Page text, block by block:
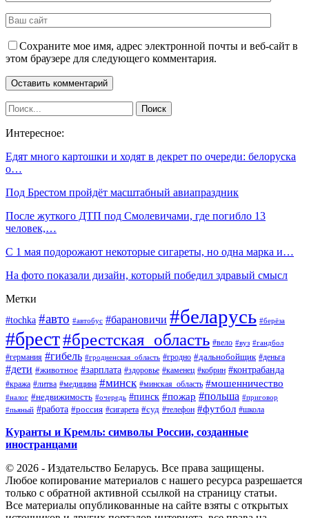
Сохраните мое имя, адрес электронной почты и веб-сайт в
этом браузере для следующего комментария.
Интересное:
Едят много картошки и ходят в декрет по очереди: белоруска
о…
Под Брестом пройдёт масштабный авиапраздник
После жуткого ДТП под Смолевичами, где погибло 13
человек,…
С 1 мая подорожают некоторые сигареты, но одна марка и…
На фото показали дизайн, который победил здравый смысл
Метки
#tochka #авто #автобус #барановичи #беларусь #берёза
#брест#брестская_область #вело #вуз #гандбол
#германия #гибель #гродненская_область #гродно #дальнобойщик #деньга
#дети #животное #зарплата #здоровье #каменец #кобрин #контрабанда
#кража #литва #медицина #минск #минская_область #мошенничество
#налог #недвижимость #очередь #пинск #пожар #польша #приговор
#пьяный #работа #россия #сигарета #суд #телефон #футбол #школа
Куранты и Кремль: символы России, созданные
иностранцами
© 2026 - Издательство Беларусь. Все права защищены.
Любое копирование материалов с нашего ресурса разрешается
только с обратной активной ссылкой на страницу статьи.
Все материалы опубликованные на сайте взяты с открытых